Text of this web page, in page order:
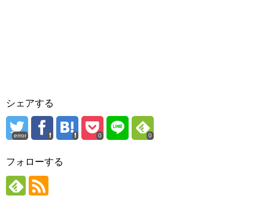
シェアする
error 0 0
フォローする